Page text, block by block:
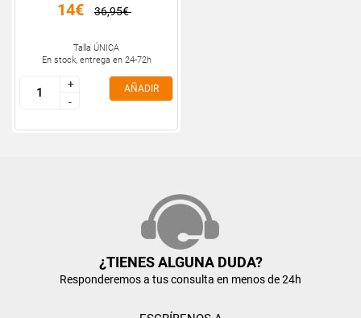
14€ 36,95€
Talla ÚNICA
En stock, entrega en 24-72h
+
-
+
-
AÑADIR
¿TIENES ALGUNA DUDA?
Responderemos a tus consulta en menos de 24h